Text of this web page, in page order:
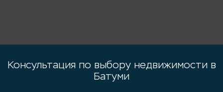
Консультация по выбору недвижимости в
Батуми